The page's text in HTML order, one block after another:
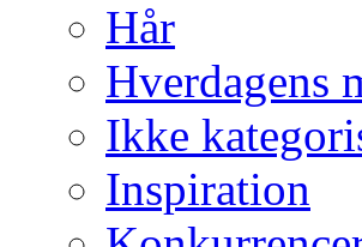
Hår
Hverdagens
Ikke
Inspiration